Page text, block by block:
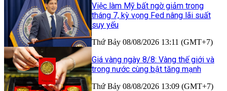
Việc làm Mỹ bất ngờ giảm trong
tháng 7, kỳ vọng Fed nâng lãi suất
suy yếu
Thứ Bảy 08/08/2026 13:11 (GMT+7)
Giá vàng ngày 8/8: Vàng thế giới và
trong nước cùng bật tăng mạnh
Thứ Bảy 08/08/2026 13:09 (GMT+7)